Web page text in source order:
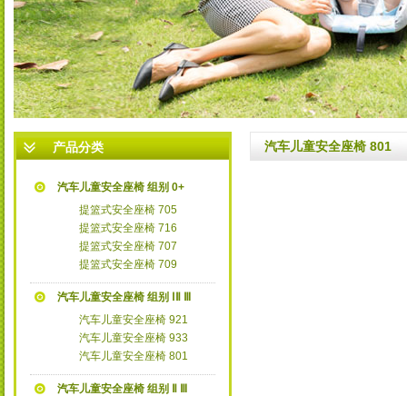
产品分类
汽车儿童安全座椅 组别 0+
提篮式安全座椅 705
提篮式安全座椅 716
提篮式安全座椅 707
提篮式安全座椅 709
汽车儿童安全座椅 组别 ⅠⅡ Ⅲ
汽车儿童安全座椅 921
汽车儿童安全座椅 933
汽车儿童安全座椅 801
汽车儿童安全座椅 组别 Ⅱ Ⅲ
汽车儿童安全座椅 801